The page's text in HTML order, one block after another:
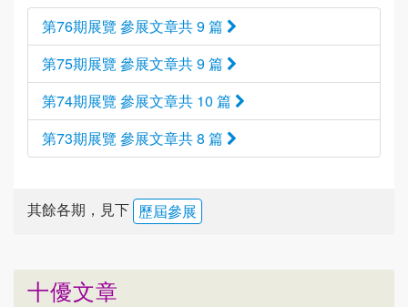
第76期展覽 參展文章共 9 篇
第75期展覽 參展文章共 9 篇
第74期展覽 參展文章共 10 篇
第73期展覽 參展文章共 8 篇
其餘各期，見下 歷屆參展
十優文章